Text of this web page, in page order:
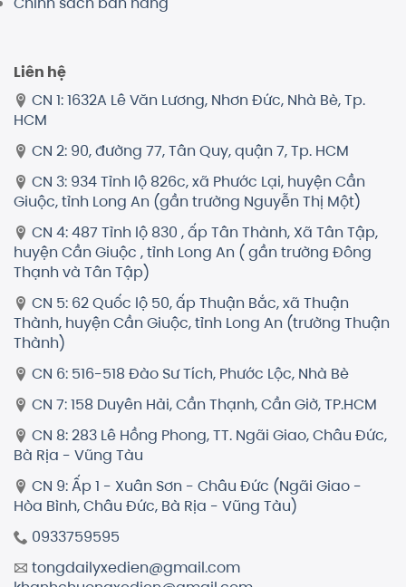
Liên hệ
CN 1: 1632A Lê Văn Lương, Nhơn Đức, Nhà Bè, Tp.
HCM
CN 2: 90, đường 77, Tân Quy, quận 7, Tp. HCM
CN 3: 934 Tỉnh lộ 826c, xã Phước Lại, huyện Cần
Giuộc, tỉnh Long An (gần trường Nguyễn Thị Một)
CN 4: 487 Tỉnh lộ 830 , ấp Tân Thành, Xã Tân Tập,
huyện Cần Giuộc , tỉnh Long An ( gần trường Đông
Thạnh và Tân Tập)
CN 5: 62 Quốc lộ 50, ấp Thuận Bắc, xã Thuận
Thành, huyện Cần Giuộc, tỉnh Long An (trường Thuận
Thành)
CN 6: 516-518 Đào Sư Tích, Phước Lộc, Nhà Bè
CN 7: 158 Duyên Hải, Cần Thạnh, Cần Giờ, TP.HCM
CN 8: 283 Lê Hồng Phong, TT. Ngãi Giao, Châu Đức,
Bà Rịa - Vũng Tàu
CN 9: Ấp 1 - Xuân Sơn - Châu Đức (Ngãi Giao -
Hòa Bình, Châu Đức, Bà Rịa - Vũng Tàu)
0933759595
tongdailyxedien@gmail.com